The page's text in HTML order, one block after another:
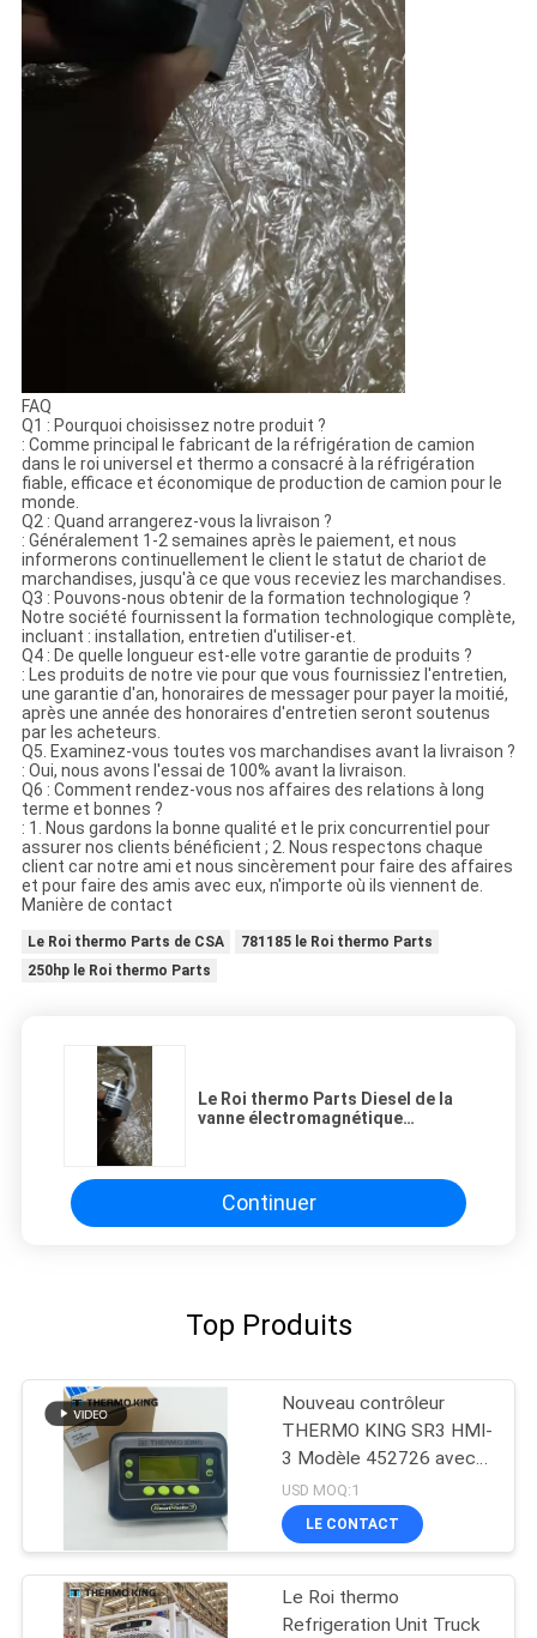
FAQ
Q1 : Pourquoi choisissez notre produit ?
: Comme principal le fabricant de la réfrigération de camion
dans le roi universel et thermo a consacré à la réfrigération
fiable, efficace et économique de production de camion pour le
monde.
Q2 : Quand arrangerez-vous la livraison ?
: Généralement 1-2 semaines après le paiement, et nous
informerons continuellement le client le statut de chariot de
marchandises, jusqu'à ce que vous receviez les marchandises.
Q3 : Pouvons-nous obtenir de la formation technologique ?
Notre société fournissent la formation technologique complète,
incluant : installation, entretien d'utiliser-et.
Q4 : De quelle longueur est-elle votre garantie de produits ?
: Les produits de notre vie pour que vous fournissiez l'entretien,
une garantie d'an, honoraires de messager pour payer la moitié,
après une année des honoraires d'entretien seront soutenus
par les acheteurs.
Q5. Examinez-vous toutes vos marchandises avant la livraison ?
: Oui, nous avons l'essai de 100% avant la livraison.
Q6 : Comment rendez-vous nos affaires des relations à long
terme et bonnes ?
: 1. Nous gardons la bonne qualité et le prix concurrentiel pour
assurer nos clients bénéficient ; 2. Nous respectons chaque
client car notre ami et nous sincèrement pour faire des affaires
et pour faire des amis avec eux, n'importe où ils viennent de.
Manière de contact
Le Roi thermo Parts de CSA
781185 le Roi thermo Parts
250hp le Roi thermo Parts
Le Roi thermo Parts Diesel de la
vanne électromagnétique
Continuer
Top Produits
Nouveau contrôleur
THERMO KING SR3 HMI-
3 Modèle 452726 avec
services de réparation
pour SR2 SR3 SR4
USD MOQ:1
LE CONTACT
Le Roi thermo
Refrigeration Unit Truck